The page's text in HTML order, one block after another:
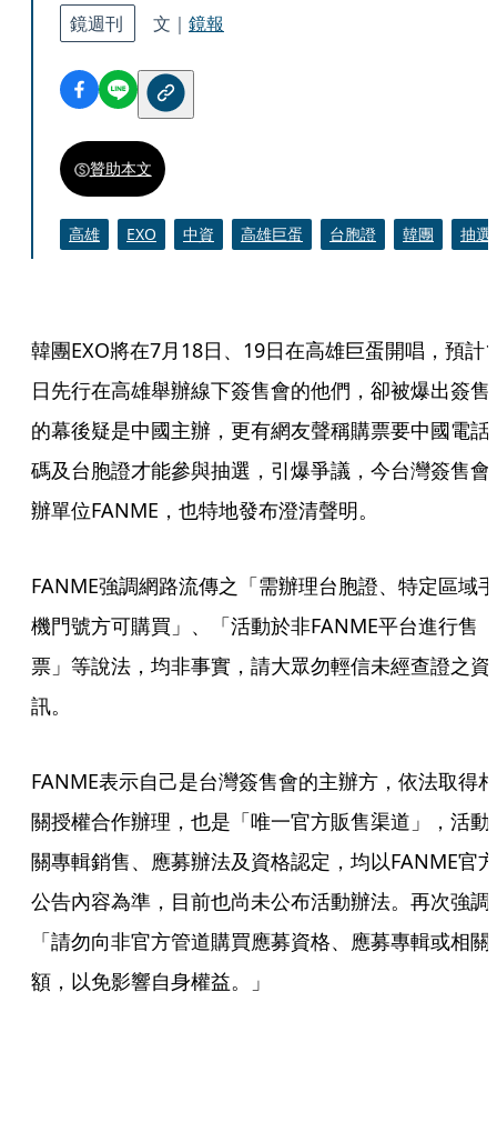
鏡週刊 文｜ 鏡報
贊助本文
高雄 EXO 中資 高雄巨蛋 台胞證 韓團 抽選
韓團EXO將在7月18日、19日在高雄巨蛋開唱，預計
日先行在高雄舉辦線下簽售會的他們，卻被爆出簽售
的幕後疑是中國主辦，更有網友聲稱購票要中國電話
碼及台胞證才能參與抽選，引爆爭議，今台灣簽售會
辦單位FANME，也特地發布澄清聲明。
FANME強調網路流傳之「需辦理台胞證、特定區域手
機門號方可購買」、「活動於非FANME平台進行售
票」等說法，均非事實，請大眾勿輕信未經查證之資
訊。
FANME表示自己是台灣簽售會的主辦方，依法取得相
關授權合作辦理，也是「唯一官方販售渠道」，活動
關專輯銷售、應募辦法及資格認定，均以FANME官方
公告內容為準，目前也尚未公布活動辦法。再次強調
「請勿向非官方管道購買應募資格、應募專輯或相關
額，以免影響自身權益。」